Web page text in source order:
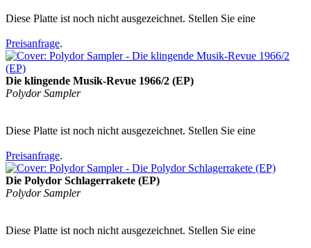
Diese Platte ist noch nicht ausgezeichnet. Stellen Sie eine
Preisanfrage.
Die klingende Musik-Revue 1966/2 (EP)
Polydor Sampler
Diese Platte ist noch nicht ausgezeichnet. Stellen Sie eine
Preisanfrage.
Die Polydor Schlagerrakete (EP)
Polydor Sampler
Diese Platte ist noch nicht ausgezeichnet. Stellen Sie eine